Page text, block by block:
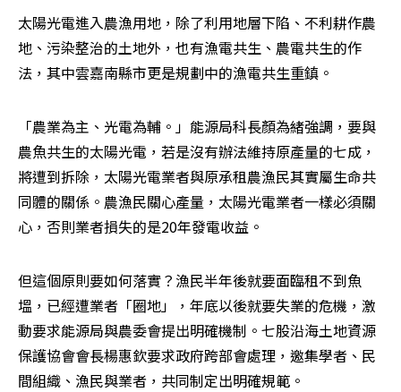
太陽光電進入農漁用地，除了利用地層下陷、不利耕作農
地、污染整治的土地外，也有漁電共生、農電共生的作
法，其中雲嘉南縣市更是規劃中的漁電共生重鎮。
「農業為主、光電為輔。」能源局科長顏為緒強調，要與
農魚共生的太陽光電，若是沒有辦法維持原產量的七成，
將遭到拆除，太陽光電業者與原承租農漁民其實屬生命共
同體的關係。農漁民關心產量，太陽光電業者一樣必須關
心，否則業者損失的是20年發電收益。
但這個原則要如何落實？漁民半年後就要面臨租不到魚
塭，已經遭業者「圈地」，年底以後就要失業的危機，激
動要求能源局與農委會提出明確機制。七股沿海土地資源
保護協會會長楊惠欽要求政府跨部會處理，邀集學者、民
間組織、漁民與業者，共同制定出明確規範。